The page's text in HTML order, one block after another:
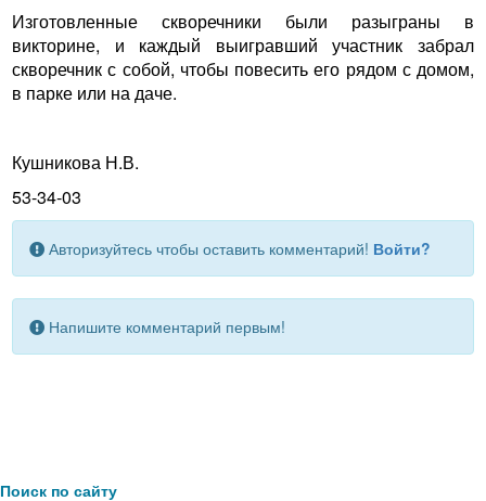
Изготовленные скворечники были разыграны в
викторине, и каждый выигравший участник забрал
скворечник с собой, чтобы повесить его рядом с домом,
в парке или на даче.
Кушникова Н.В.
53-34-03
Авторизуйтесь чтобы оставить комментарий! Войти?
Напишите комментарий первым!
Поиск по сайту